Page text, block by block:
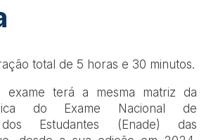
total de 5 horas e 30 minutos.
exame terá a mesma matriz da
do Exame Nacional de
dos Estudantes (Enade) das